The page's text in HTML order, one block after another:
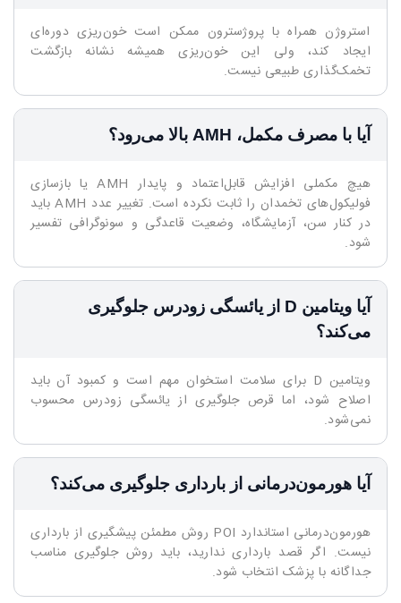
استروژن همراه با پروژسترون ممکن است خون‌ریزی دوره‌ای
ایجاد کند، ولی این خون‌ریزی همیشه نشانه بازگشت
تخمک‌گذاری طبیعی نیست.
آیا با مصرف مکمل، AMH بالا می‌رود؟
هیچ مکملی افزایش قابل‌اعتماد و پایدار AMH یا بازسازی
فولیکول‌های تخمدان را ثابت نکرده است. تغییر عدد AMH باید
در کنار سن، آزمایشگاه، وضعیت قاعدگی و سونوگرافی تفسیر
شود.
آیا ویتامین D از یائسگی زودرس جلوگیری
می‌کند؟
ویتامین D برای سلامت استخوان مهم است و کمبود آن باید
اصلاح شود، اما قرص جلوگیری از یائسگی زودرس محسوب
نمی‌شود.
آیا هورمون‌درمانی از بارداری جلوگیری می‌کند؟
هورمون‌درمانی استاندارد POI روش مطمئن پیشگیری از بارداری
نیست. اگر قصد بارداری ندارید، باید روش جلوگیری مناسب
جداگانه با پزشک انتخاب شود.